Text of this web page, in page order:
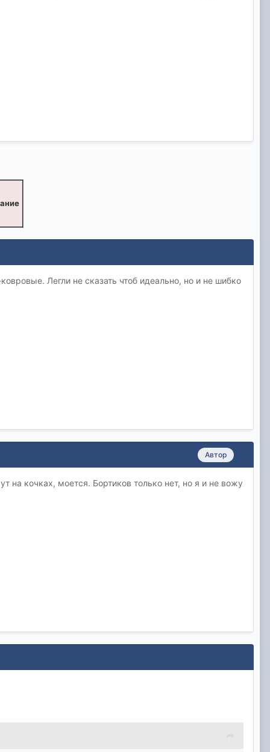
Легли не сказать чтоб идеально, но и не шибко
Автор
на кочках, моется. Бортиков только нет, но я и не вожу